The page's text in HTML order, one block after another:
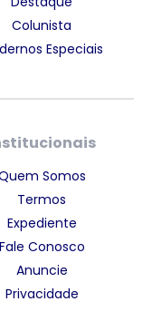
Colunista
Especiais
Somos
Termos
Expediente
Fale Conosco
Anuncie
Privacidade